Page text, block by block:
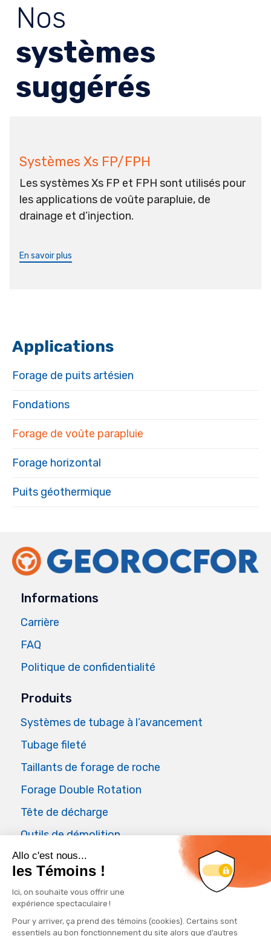
Nos
systèmes
suggérés
Systèmes Xs FP/FPH
Les systèmes Xs FP et FPH sont utilisés pour
les applications de voûte parapluie, de
drainage et d’injection.
En savoir plus
Applications
Forage de puits artésien
Fondations
Forage de voûte parapluie
Forage horizontal
Puits géothermique
Informations
Carrière
FAQ
Politique de confidentialité
Produits
Systèmes de tubage à l’avancement
Tubage fileté
Taillants de forage de roche
Forage Double Rotation
Tête de décharge
Outils de démolition
Air Master
Applications
Forage de puits artésien